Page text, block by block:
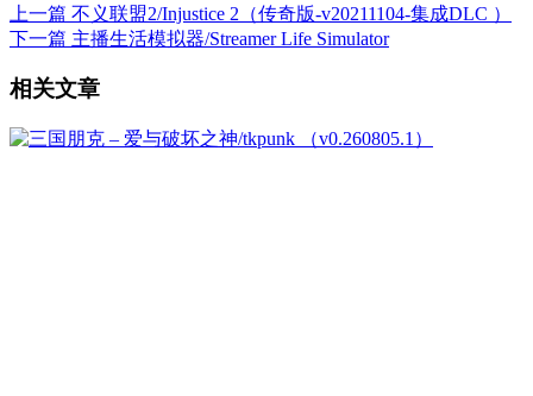
上一篇 不义联盟2/Injustice 2（传奇版-v20211104-集成DLC ）
下一篇 主播生活模拟器/Streamer Life Simulator
相关文章